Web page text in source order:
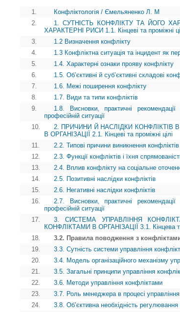
1.
Конфліктологія / Ємельяненко Л. М
2.
1. СУТНІСТЬ КОНФЛІКТУ ТА ЙОГО
ХАРАКТЕРНІ РИСИ 1.1. Кінцеві та проміжні
3.
1.2 Визначення конфлікту
4.
1.3 Конфліктна ситуація та інцидент як
5.
1.4. Характерні ознаки прояву конфлікту
6.
1.5. Об’єктивні й суб’єктивні складові
7.
1.6. Межі поширення конфлікту
8.
1.7. Види та типи конфліктів
9.
1.8. Висновки, практичні
професійній ситуації
10.
2. ПРИЧИНИ Й НАСЛІДКИ КОНФЛІКТІВ
В ОРГАНІЗАЦІЇ 2.1. Кінцеві та проміжні цілі
11.
2.2. Типові причини виникнення конфліктів
12.
2.3. Функції конфліктів і їхня
13.
2.4. Вплив конфлікту на соціальне
14.
2.5. Позитивні наслідки конфліктів
15.
2.6. Негативні наслідки конфліктів
16.
2.7. Висновки, практичні
професійній ситуації
17.
3. СИСТЕМА УПРАВЛІННЯ
КОНФЛІКТАМИ В ОРГАНІЗАЦІЇ 3.1. Кінцева та
18.
3.2. Правила поводження з конфліктами
19.
3.3. Сутність системи управління
20.
3.4. Модель організаційного механізму
21.
3.5. Загальні принципи управління
22.
3.6. Методи управління конфліктами
23.
3.7. Роль менеджера в процесі
24.
3.8. Об’єктивна необхідність